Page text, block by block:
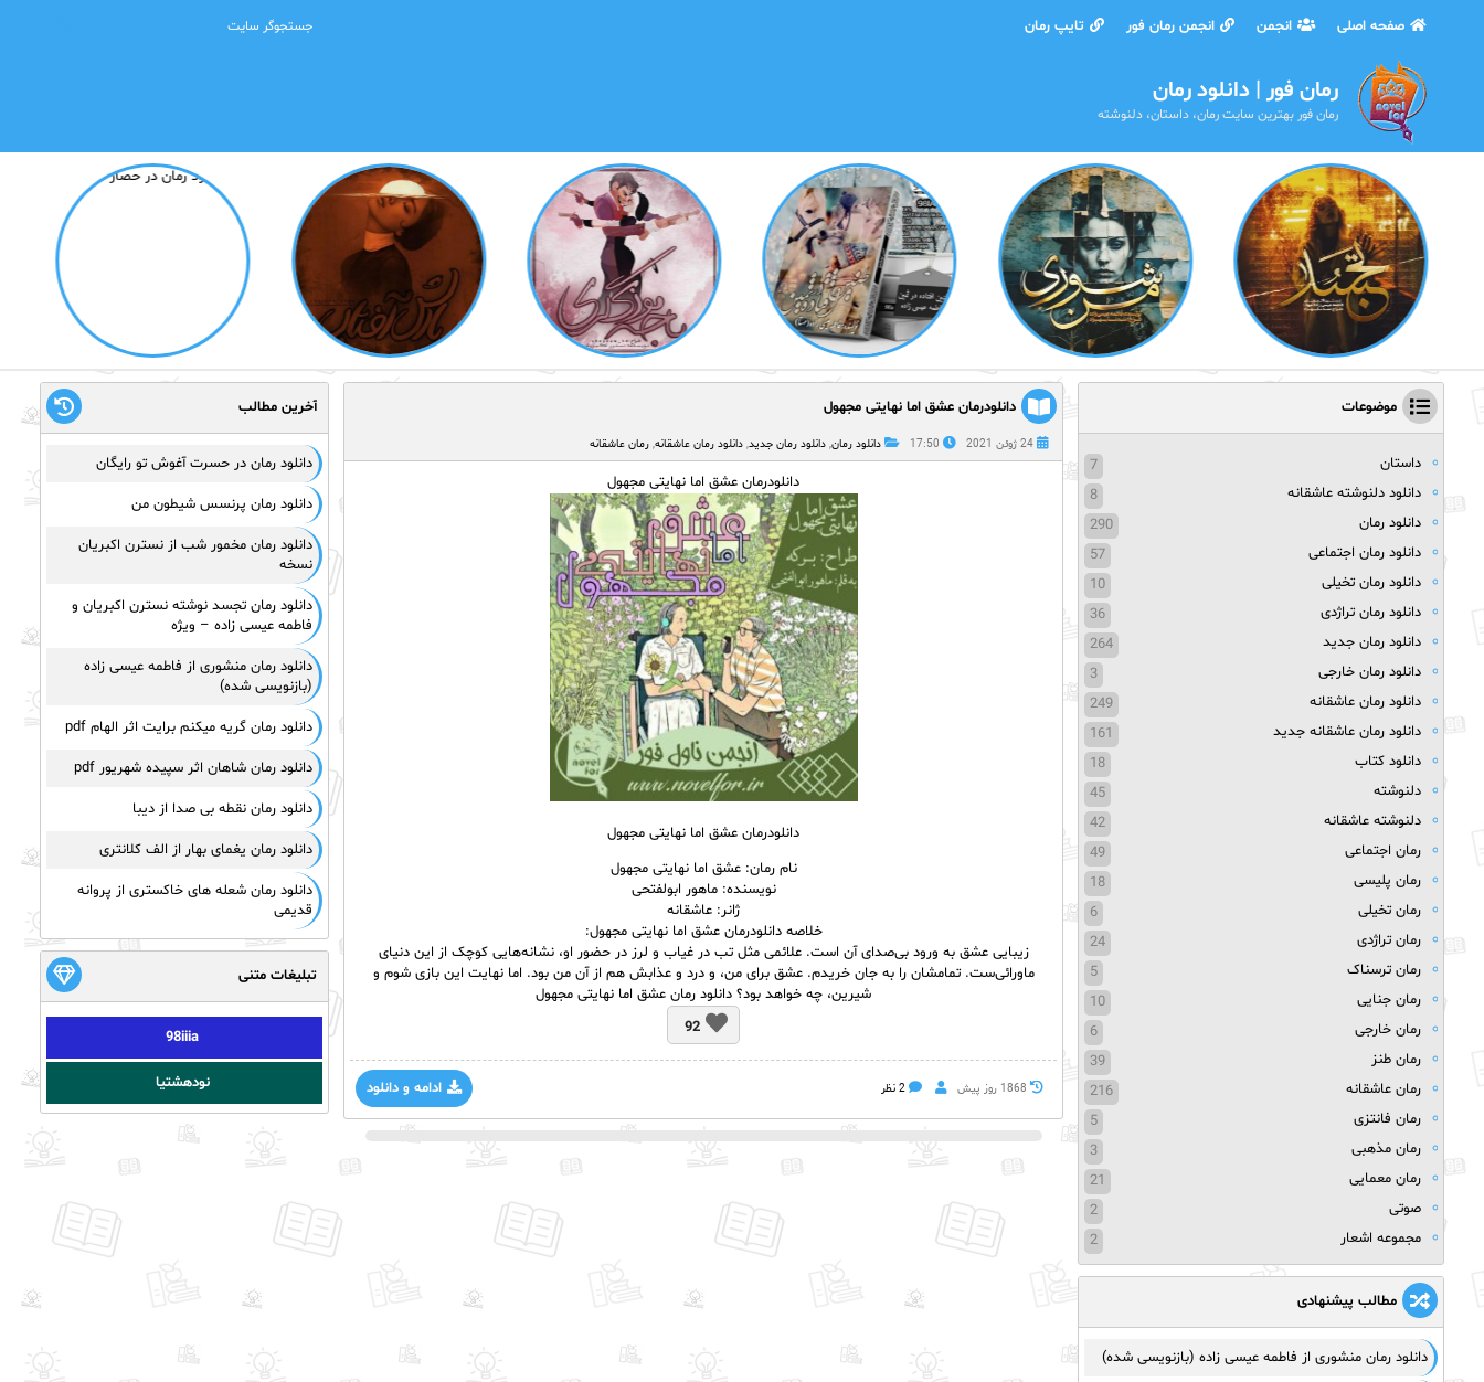
صفحه اصلی انجمن انجمن رمان فور تایپ رمان
رمان فور | دانلود رمان
رمان فور بهترین سایت رمان، داستان، دلنوشته
دانلودرمان عشق اما نهایتی مجهول
24 ژوئن 2021 17:50 دانلود رمان, دانلود رمان جدید, دانلود رمان عاشقانه, رمان عاشقانه
دانلودرمان عشق اما نهایتی مجهول
دانلودرمان عشق اما نهایتی مجهول
نام رمان: عشق اما نهایتی مجهول
نویسنده: ماهور ابولفتحی
ژانر: عاشقانه
خلاصه دانلودرمان عشق اما نهایتی مجهول:
زیبایی عشق به ورود بی‌صدای آن است. علائمی مثل تب در غیاب و لرز در حضور او، نشانه‌هایی کوچک از این دنیای
ماورائی‌ست. تمامشان را به جان خریدم. عشق برای من، و درد و عذابش هم از آن من بود. اما نهایت این بازی شوم و
شیرین، چه خواهد بود؟ دانلود رمان عشق اما نهایتی مجهول
92
ادامه و دانلود 1868 روز پيش 2 نظر
موضوعات
داستان
7
دانلود دلنوشته عاشقانه
8
دانلود رمان
290
دانلود رمان اجتماعی
57
دانلود رمان تخیلی
10
دانلود رمان تراژدی
36
دانلود رمان جدید
264
دانلود رمان خارجی
3
دانلود رمان عاشقانه
249
دانلود رمان عاشقانه جدید
161
دانلود کتاب
18
دلنوشته
45
دلنوشته عاشقانه
42
رمان اجتماعی
49
رمان پلیسی
18
رمان تخیلی
6
رمان تراژدی
24
رمان ترسناک
5
رمان جنایی
10
رمان خارجی
6
رمان طنز
39
رمان عاشقانه
216
رمان فانتزی
5
رمان مذهبی
3
رمان معمایی
21
صوتی
2
مجموعه اشعار
2
مطالب پیشنهادی
دانلود رمان منشوری از فاطمه عیسی زاده (بازنویسی شده)
آخرین مطالب
دانلود رمان در حسرت آغوش تو رایگان
دانلود رمان پرنسس شیطون من
دانلود رمان مخمور شب از نسترن اکبریان
نسخه
دانلود رمان تجسد نوشته نسترن اکبریان و
فاطمه عیسی زاده – ویژه
دانلود رمان منشوری از فاطمه عیسی زاده
(بازنویسی شده)
دانلود رمان گریه میکنم برایت اثر الهام pdf
دانلود رمان شاهان اثر سپیده شهریور pdf
دانلود رمان نقطه بی صدا از دیبا
دانلود رمان یغمای بهار از الف کلانتری
دانلود رمان شعله های خاکستری از پروانه
قدیمی
تبلیغات متنی
98iiia
نودهشتیا